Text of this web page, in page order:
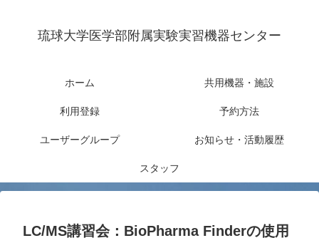
琉球大学医学部附属実験実習機器センター
ホーム 共用機器・施設
利用登録 予約方法
ユーザーグループ お知らせ・活動履歴
スタッフ
LC/MS講習会：BioPharma Finderの使用